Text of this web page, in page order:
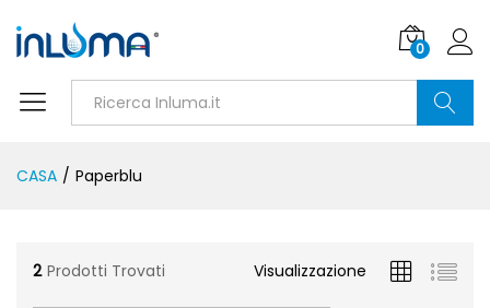
0
CASA / Paperblu
2 Prodotti Trovati Visualizzazione